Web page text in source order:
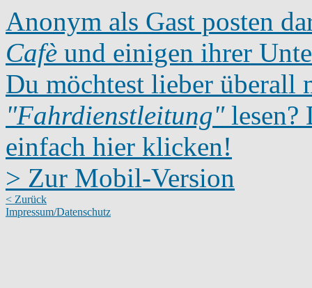
Anonym als Gast posten
Cafè und einigen ihrer
Du möchtest lieber überall
"Fahrdienstleitung"lesen?
einfach hier klicken!
> Zur Mobil-Version
< Zurück
Impressum/Datenschutz